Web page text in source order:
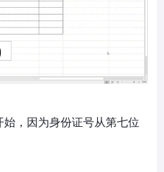
始，因为身份证号从第七位